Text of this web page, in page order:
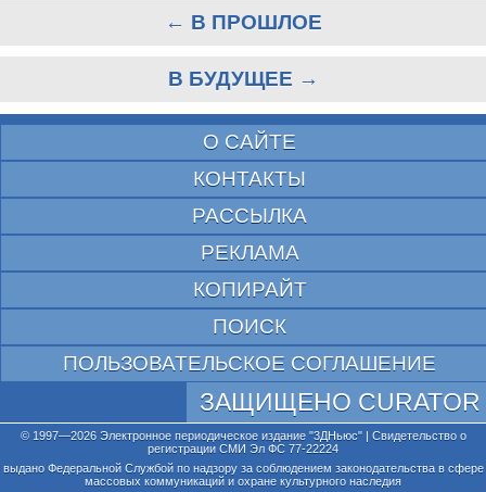
← В ПРОШЛОЕ
В БУДУЩЕЕ →
О САЙТЕ
КОНТАКТЫ
РАССЫЛКА
РЕКЛАМА
КОПИРАЙТ
ПОИСК
ПОЛЬЗОВАТЕЛЬСКОЕ СОГЛАШЕНИЕ
ЗАЩИЩЕНО CURATOR
© 1997—2026 Электронное периодическое издание "3ДНьюс" | Свидетельство о
регистрации СМИ Эл ФС 77-22224
выдано Федеральной Службой по надзору за соблюдением законодательства в сфере
массовых коммуникаций и охране культурного наследия